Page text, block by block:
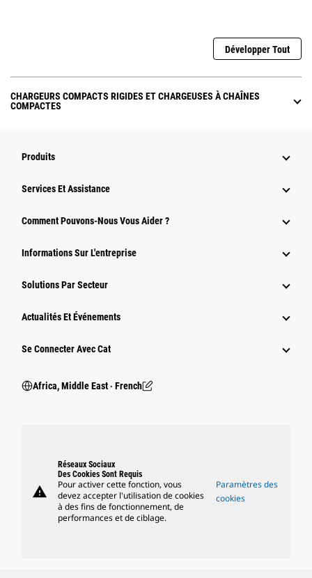
Développer Tout
CHARGEURS COMPACTS RIGIDES ET CHARGEUSES À CHAÎNES
COMPACTES
Produits
Services Et Assistance
Comment Pouvons-Nous Vous Aider ?
Informations Sur L'entreprise
Solutions Par Secteur
Actualités Et Événements
Se Connecter Avec Cat
Africa, Middle East ‧ French
warning
Réseaux Sociaux
Des Cookies Sont Requis
Pour activer cette fonction, vous
devez accepter l'utilisation de cookies
à des fins de fonctionnement, de
performances et de ciblage.
Paramètres des
cookies